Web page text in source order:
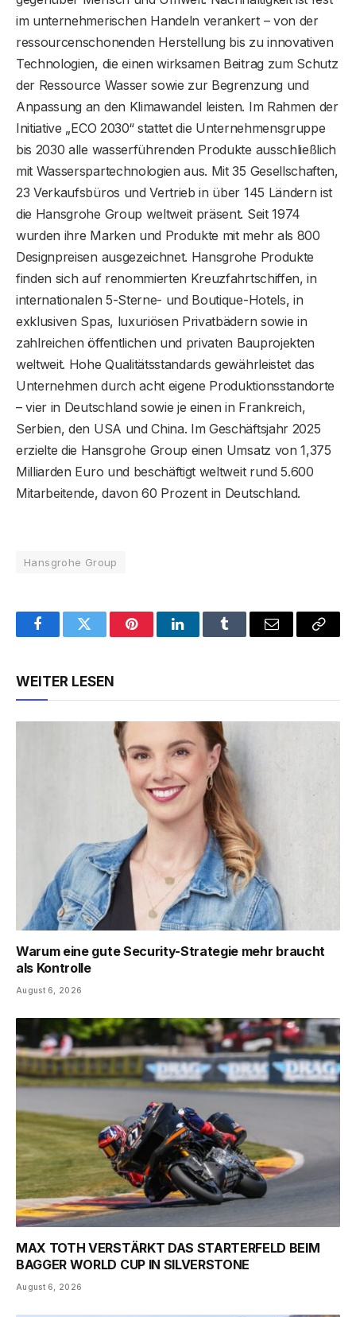
im unternehmerischen Handeln verankert – von der
ressourcenschonenden Herstellung bis zu innovativen
Technologien, die einen wirksamen Beitrag zum Schutz
der Ressource Wasser sowie zur Begrenzung und
Anpassung an den Klimawandel leisten. Im Rahmen der
Initiative „ECO 2030“ stattet die Unternehmensgruppe
bis 2030 alle wasserführenden Produkte ausschließlich
mit Wasserspartechnologien aus. Mit 35 Gesellschaften,
23 Verkaufsbüros und Vertrieb in über 145 Ländern ist
die Hansgrohe Group weltweit präsent. Seit 1974
wurden ihre Marken und Produkte mit mehr als 800
Designpreisen ausgezeichnet. Hansgrohe Produkte
finden sich auf renommierten Kreuzfahrtschiffen, in
internationalen 5-Sterne- und Boutique-Hotels, in
exklusiven Spas, luxuriösen Privatbädern sowie in
zahlreichen öffentlichen und privaten Bauprojekten
weltweit. Hohe Qualitätsstandards gewährleistet das
Unternehmen durch acht eigene Produktionsstandorte
– vier in Deutschland sowie je einen in Frankreich,
Serbien, den USA und China. Im Geschäftsjahr 2025
erzielte die Hansgrohe Group einen Umsatz von 1,375
Milliarden Euro und beschäftigt weltweit rund 5.600
Mitarbeitende, davon 60 Prozent in Deutschland.
Hansgrohe Group
FacebookTwitter PinterestLinkedInTumblr Email
Copy
WEITER LESEN
Warum eine gute Security-Strategie mehr braucht
als Kontrolle
August 6, 2026
MAX TOTH VERSTÄRKT DAS STARTERFELD BEIM
BAGGER WORLD CUP IN SILVERSTONE
August 6, 2026